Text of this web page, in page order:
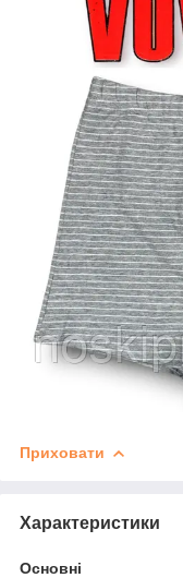
Приховати
Характеристики
Основні